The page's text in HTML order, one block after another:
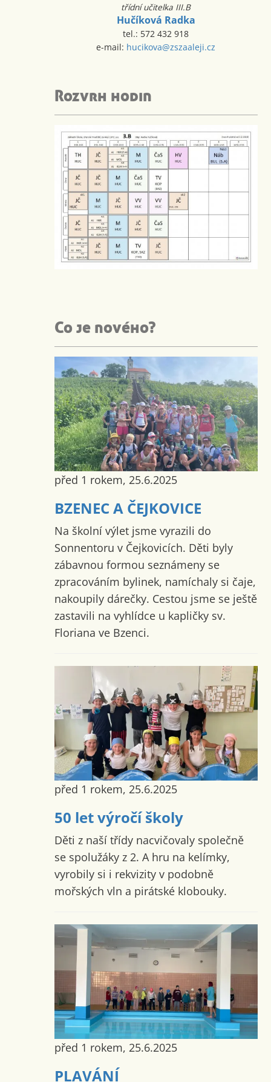
třídní učitelka III.B
Hučíková Radka
tel.: 572 432 918
e-mail: hucikova@zszaaleji.cz
Rozvrh hodin
Co je nového?
před 1 rokem, 25.6.2025
BZENEC A ČEJKOVICE
Na školní výlet jsme vyrazili do
Sonnentoru v Čejkovicích. Děti byly
zábavnou formou seznámeny se
zpracováním bylinek, namíchaly si čaje,
nakoupily dárečky. Cestou jsme se ještě
zastavili na vyhlídce u kapličky sv.
Floriana ve Bzenci.
před 1 rokem, 25.6.2025
50 let výročí školy
Děti z naší třídy nacvičovaly společně
se spolužáky z 2. A hru na kelímky,
vyrobily si i rekvizity v podobně
mořských vln a pirátské klobouky.
před 1 rokem, 25.6.2025
PLAVÁNÍ